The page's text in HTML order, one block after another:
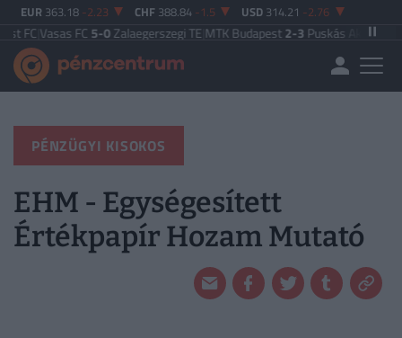
EUR 363.18 -2.23 CHF 388.84 -1.5 USD 314.21 -2.76
FC|Vasas FC5-0Zalaegerszegi TE|MTK Budapest2-3Puskás Akadémia
PÉNZÜGYI KISOKOS
EHM - Egységesített
Értékpapír Hozam Mutató